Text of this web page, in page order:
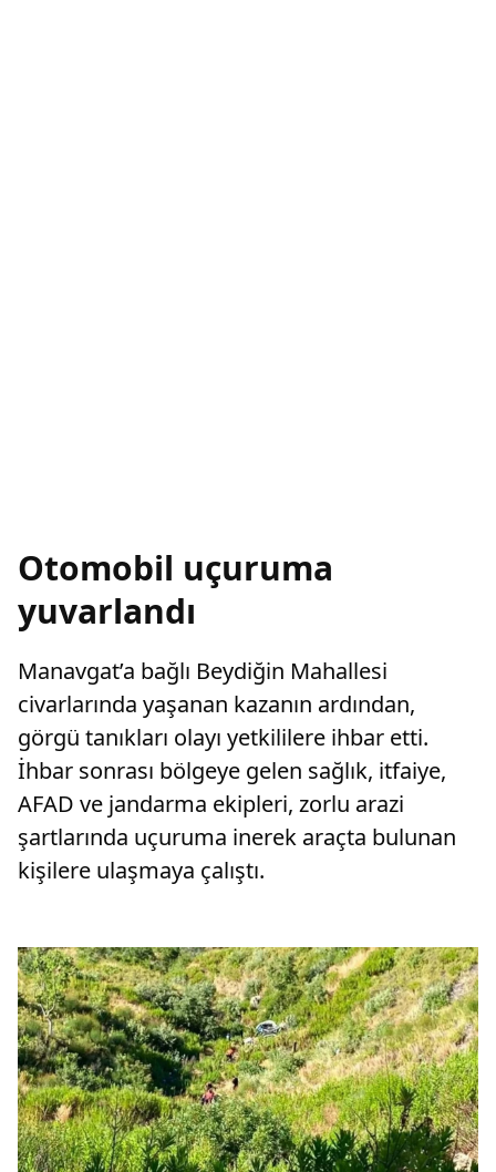
Otomobil uçuruma
yuvarlandı
Manavgat’a bağlı Beydiğin Mahallesi
civarlarında yaşanan kazanın ardından,
görgü tanıkları olayı yetkililere ihbar etti.
İhbar sonrası bölgeye gelen sağlık, itfaiye,
AFAD ve jandarma ekipleri, zorlu arazi
şartlarında uçuruma inerek araçta bulunan
kişilere ulaşmaya çalıştı.